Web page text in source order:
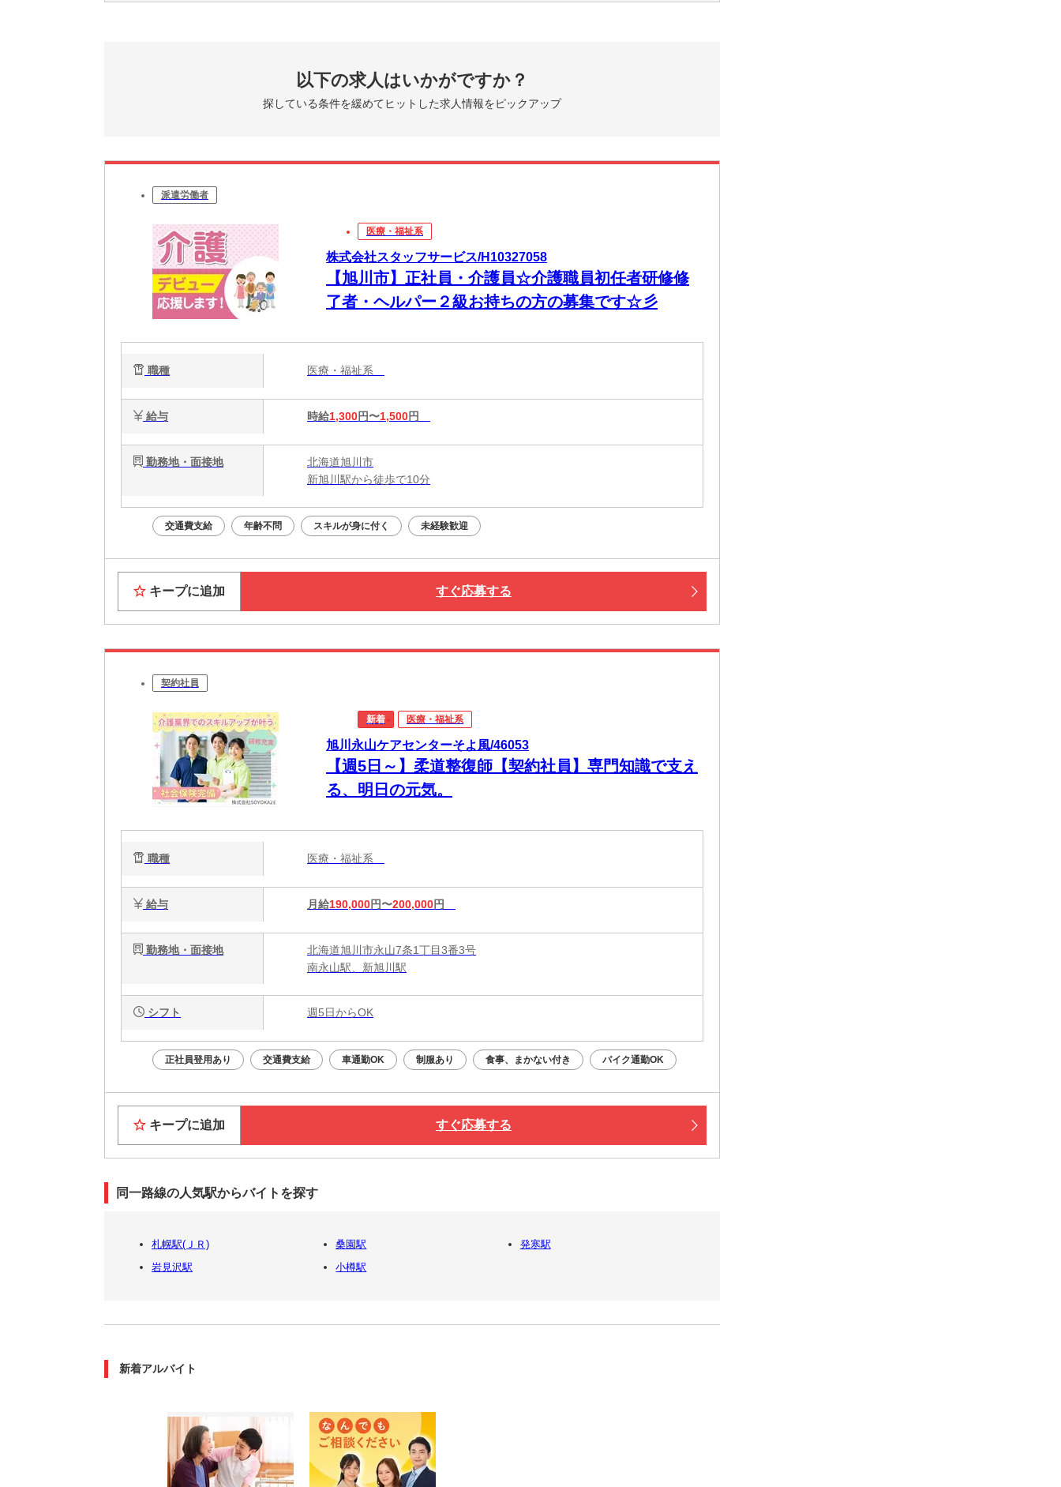
以下の求人はいかがですか？
探している条件を緩めてヒットした求人情報をピックアップ
派遣労働者
医療・福祉系
株式会社スタッフサービス/H10327058
【旭川市】正社員・介護員☆介護職員初任者研修修
了者・ヘルパー２級お持ちの方の募集です☆彡
職種 医療・福祉系
給与 時給1,300円〜1,500円
勤務地・面接地
北海道旭川市
新旭川駅から徒歩で10分
交通費支給 年齢不問 スキルが身に付く 未経験歓迎
キープに追加 すぐ応募する
契約社員
新着 医療・福祉系
旭川永山ケアセンターそよ風/46053
【週5日～】柔道整復師【契約社員】専門知識で支え
る、明日の元気。
職種 医療・福祉系
給与 月給190,000円〜200,000円
勤務地・面接地
北海道旭川市永山7条1丁目3番3号
南永山駅、新旭川駅
シフト 週5日からOK
正社員登用あり 交通費支給 車通勤OK 制服あり 食事、まかない付き バイク通勤OK
キープに追加 すぐ応募する
同一路線の人気駅からバイトを探す
札幌駅(ＪＲ) 桑園駅
発寒駅
岩見沢駅
小樽駅
新着アルバイト